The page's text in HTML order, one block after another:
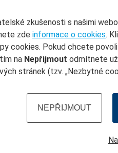
zkušenosti s našimi
zde informace o cookies.
cookies. Pokud chcete
na Nepřijmout odmítnete
stránek (tzv. „Nezbytné
NEPŘIJMOUT